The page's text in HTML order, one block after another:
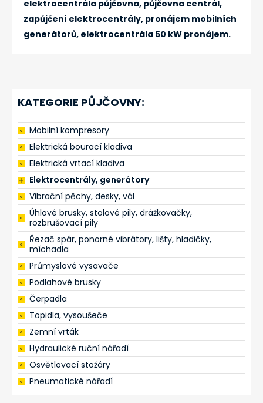
KATEGORIE PŮJČOVNY:
Mobilní kompresory
Elektrická bourací kladiva
Elektrická vrtací kladiva
Elektrocentrály, generátory
Vibrační pěchy, desky, vál
Úhlové brusky, stolové pily, drážkovačky,
rozbrušovací pily
Řezač spár, ponorné vibrátory, lišty, hladičky,
míchadla
Průmyslové vysavače
Podlahové brusky
Čerpadla
Topidla, vysoušeče
Zemní vrták
Hydraulické ruční nářadí
Osvětlovací stožáry
Pneumatické nářadí
elektrocentrála půjčovna, půjčovna centrál,
zapůjčení elektrocentrály, pronájem mobilních
generátorů, elektrocentrála 50 kW pronájem.